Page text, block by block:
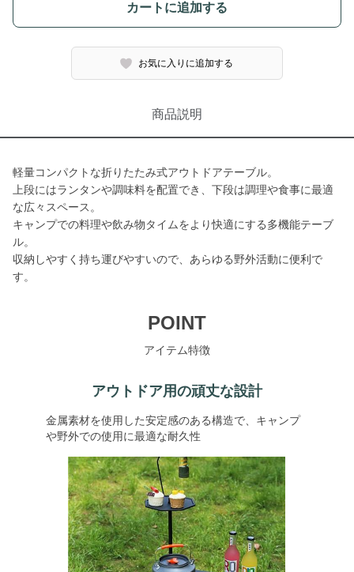
カートに追加する
お気に入りに追加する
商品説明
軽量コンパクトな折りたたみ式アウトドアテーブル。
上段にはランタンや調味料を配置でき、下段は調理や食事に最適
な広々スペース。
キャンプでの料理や飲み物タイムをより快適にする多機能テーブ
ル。
収納しやすく持ち運びやすいので、あらゆる野外活動に便利で
す。
POINT
アイテム特徴
アウトドア用の頑丈な設計
金属素材を使用した安定感のある構造で、キャンプ
や野外での使用に最適な耐久性